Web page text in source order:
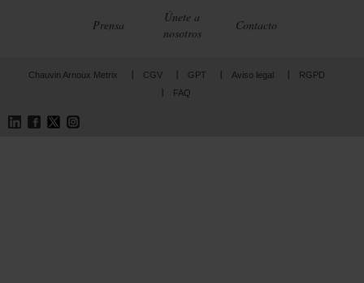
Prensa
Únete a
nosotros
Contacto
Chauvin Arnoux Metrix CGV GPT Aviso legal
RGPD
FAQ